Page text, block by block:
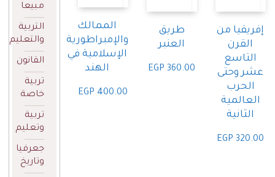
الممالك
والإمبراطورية
الإسلامية في
EGP400.00
طريق
العنبر
EGP360.00
من
وحتى
EGP
التربية
والتعليم
القانون
خاصة
وتعليم
جعرفيا